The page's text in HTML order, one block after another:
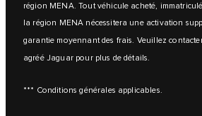
région MENA. Tout véhicule acheté,
la région MENA nécessitera une activation
garantie moyennant des frais. Veuillez
agréé Jaguar pour plus de détails.
*** Conditions générales applicables.